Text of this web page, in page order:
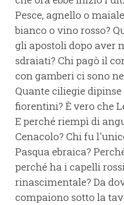
Pesce, agnello o
bianco o vino rosso?
gli apostoli dopo aver
sdraiati? Chi pagò il
con gamberi ci sono
Quante ciliegie
fiorentini? È vero che
E perché riempì di
Cenacolo? Chi fu
Pasqua ebraica?
perché ha i capelli
rinascimentale? Da
compaiono sotto la